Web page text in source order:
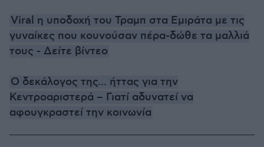
Viral η υποδοχή του Τραμπ στα Εμιράτα με τις
γυναίκες που κουνούσαν πέρα-δώθε τα μαλλιά
τους - Δείτε βίντεο
Ο δεκάλογος της... ήττας για την
Κεντροαριστερά – Γιατί αδυνατεί να
αφουγκραστεί την κοινωνία